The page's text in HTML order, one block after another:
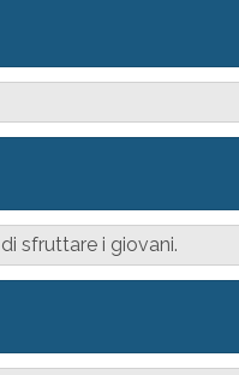
sfruttare i giovani.